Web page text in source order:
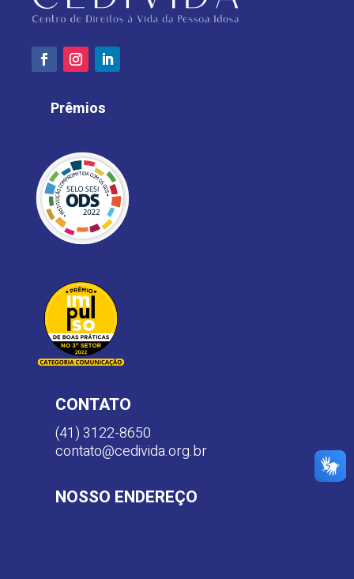
Prêmios
CONTATO
(41) 3122-8650
contato@cedivida.org.br
NOSSO ENDEREÇO